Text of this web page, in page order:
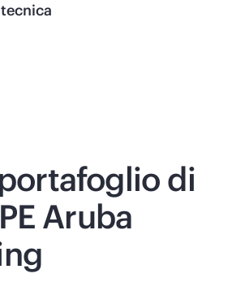
di
Aruba